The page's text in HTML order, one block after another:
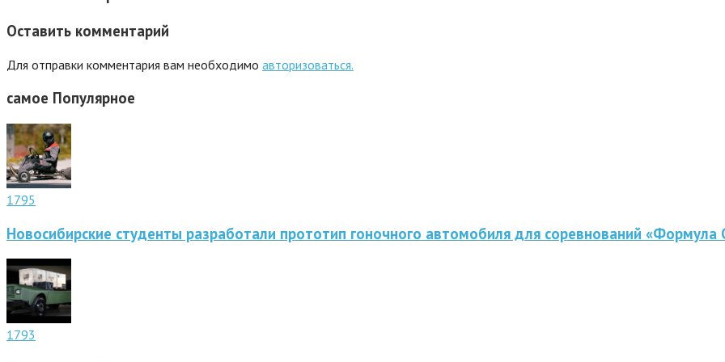
Оставить комментарий
Для отправки комментария вам необходимо авторизоваться.
самое Популярное
1795
Новосибирские студенты разработали прототип гоночного автомобиля для соревнований «Формула
1793